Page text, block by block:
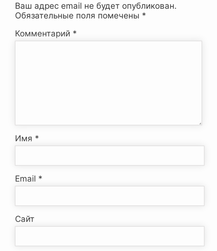
Ваш адрес email не будет опубликован.
Обязательные поля помечены *
Комментарий *
Имя *
Email *
Сайт